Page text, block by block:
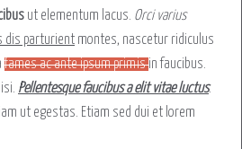
ut elementum lacus. Orci varius
dis parturient montes, nascetur ridiculus
fames ac ante ipsum primisin faucibus.
Pellentesque faucibus a elit vitae luctus.
ut egestas. Etiam sed dui et lorem